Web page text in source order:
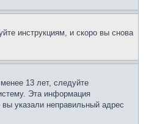
инструкциям, и скоро вы снова
13 лет, следуйте
Эта информация
указали неправильный адрес